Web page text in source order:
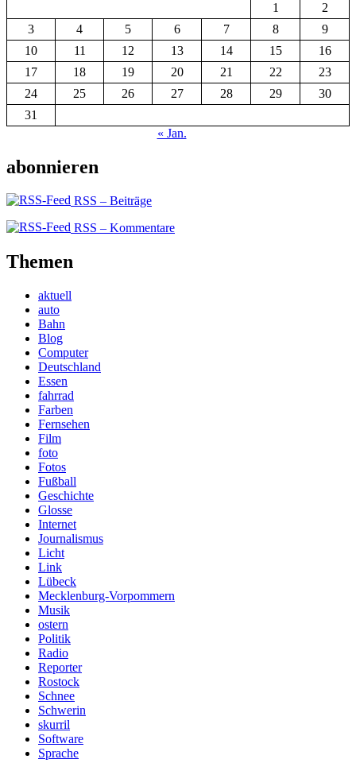
1
2
3
4 5 6 7 8
9
10
11 12 13 14 15
16
17
18 19 20 21 22
23
24
25 26 27 28 29
30
31
« Jan.
abonnieren
RSS – Beiträge
RSS – Kommentare
Themen
aktuell
auto
Bahn
Blog
Computer
Deutschland
Essen
fahrrad
Farben
Fernsehen
Film
foto
Fotos
Fußball
Geschichte
Glosse
Internet
Journalismus
Licht
Link
Lübeck
Mecklenburg-Vorpommern
Musik
ostern
Politik
Radio
Reporter
Rostock
Schnee
Schwerin
skurril
Software
Sprache